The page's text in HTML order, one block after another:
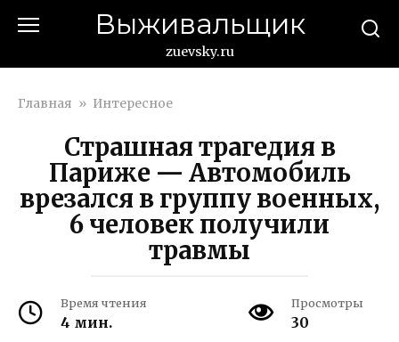
Выживальщик
zuevsky.ru
Главная » Интересное
Страшная трагедия в
Париже — Автомобиль
врезался в группу военных,
6 человек получили
травмы
Время чтения
4 мин.
Просмотры
30